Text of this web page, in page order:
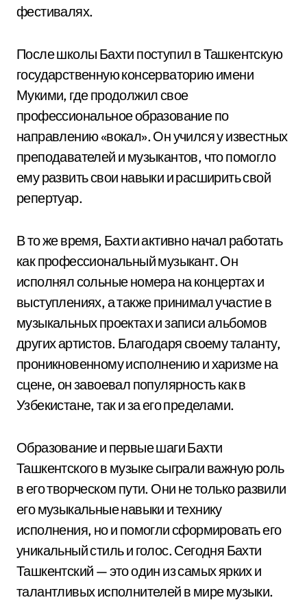
фестивалях.
После школы Бахти поступил в Ташкентскую
государственную консерваторию имени
Мукими, где продолжил свое
профессиональное образование по
направлению «вокал». Он учился у известных
преподавателей и музыкантов, что помогло
ему развить свои навыки и расширить свой
репертуар.
В то же время, Бахти активно начал работать
как профессиональный музыкант. Он
исполнял сольные номера на концертах и
выступлениях, а также принимал участие в
музыкальных проектах и записи альбомов
других артистов. Благодаря своему таланту,
проникновенному исполнению и харизме на
сцене, он завоевал популярность как в
Узбекистане, так и за его пределами.
Образование и первые шаги Бахти
Ташкентского в музыке сыграли важную роль
в его творческом пути. Они не только развили
его музыкальные навыки и технику
исполнения, но и помогли сформировать его
уникальный стиль и голос. Сегодня Бахти
Ташкентский — это один из самых ярких и
талантливых исполнителей в мире музыки.